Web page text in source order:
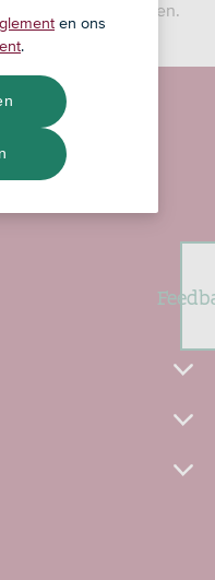
zo'n 6 tot 8 weken.
en ons
.